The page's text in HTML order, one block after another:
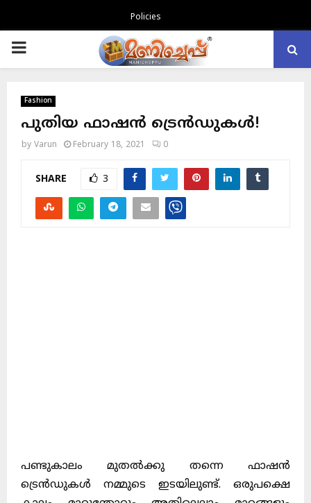
Policies
PRIMARY
Fashion
പുതിയ ഫാഷൻ ട്രെൻഡുകൾ!
by Varun February 18, 2021 0
SHARE 3
പണ്ടുകാലം മുതൽക്കു തന്നെ ഫാഷൻ
ട്രെൻഡുകൾ നമ്മുടെ ഇടയിലുണ്ട്. ഒരുപക്ഷെ